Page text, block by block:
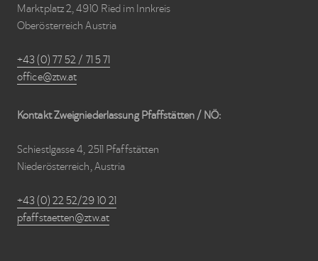
Marktplatz 2, 4910 Ried im Innkreis
Oberösterreich Austria
+43 (0) 77 52 / 71 5 71
office@ztw.at
Kontakt Zweigniederlassung Pfaffstätten / NÖ:
Schiestlgasse 4, 2511 Pfaffstätten
Niederösterreich, Austria
+43 (0) 22 52/29 10 21
pfaffstaetten@ztw.at